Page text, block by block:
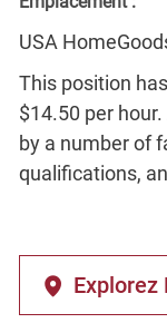
USA
This position
$14.50 per
by a number of
qualifications,
Explorez